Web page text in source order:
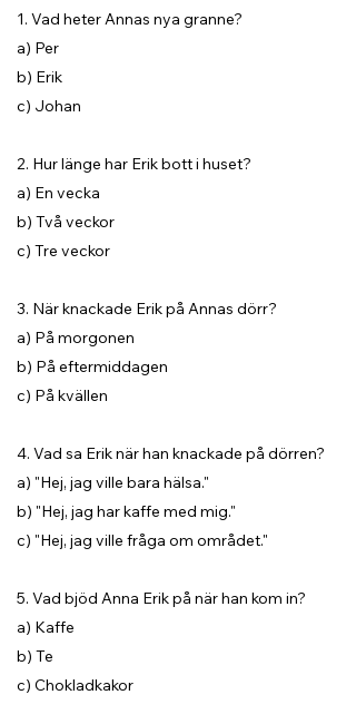
1. Vad heter Annas nya granne?
a) Per
b) Erik
c) Johan
2. Hur länge har Erik bott i huset?
a) En vecka
b) Två veckor
c) Tre veckor
3. När knackade Erik på Annas dörr?
a) På morgonen
b) På eftermiddagen
c) På kvällen
4. Vad sa Erik när han knackade på dörren?
a) "Hej, jag ville bara hälsa."
b) "Hej, jag har kaffe med mig."
c) "Hej, jag ville fråga om området."
5. Vad bjöd Anna Erik på när han kom in?
a) Kaffe
b) Te
c) Chokladkakor